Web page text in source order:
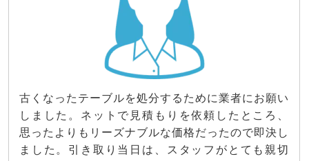
古くなったテーブルを処分するために業者にお願い
しました。ネットで見積もりを依頼したところ、
思ったよりもリーズナブルな価格だったので即決し
ました。引き取り当日は、スタッフがとても親切